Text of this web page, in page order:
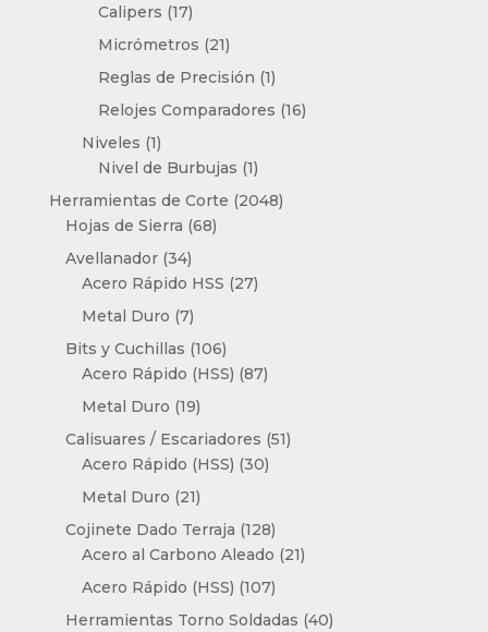
Calipers 1717
productos
Micrómetros 2121
productos
Reglas de Precisión 11
producto
Relojes Comparadores 1616
Niveles 11
producto
Nivel de Burbujas 11
producto
Herramientas de Corte 20482048
Hojas de Sierra 6868
Avellanador 3434
productos
Acero Rápido HSS 2727
Metal Duro 77
productos
Bits y Cuchillas 106106
productos
Acero Rápido (HSS) 8787
Metal Duro 1919
productos
Calisuares / Escariadores 5151
Acero Rápido (HSS) 3030
Metal Duro 2121
productos
Cojinete Dado Terraja 128128
productos
Acero al Carbono Aleado 2121
Acero Rápido (HSS) 107107
productos
Herramientas Torno Soldadas 4040